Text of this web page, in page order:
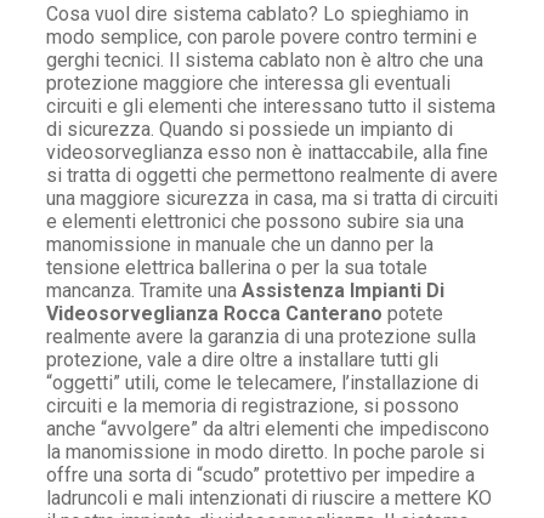
Cosa vuol dire sistema cablato? Lo spieghiamo in
modo semplice, con parole povere contro termini e
gerghi tecnici. Il sistema cablato non è altro che una
protezione maggiore che interessa gli eventuali
circuiti e gli elementi che interessano tutto il sistema
di sicurezza. Quando si possiede un impianto di
videosorveglianza esso non è inattaccabile, alla fine
si tratta di oggetti che permettono realmente di avere
una maggiore sicurezza in casa, ma si tratta di circuiti
e elementi elettronici che possono subire sia una
manomissione in manuale che un danno per la
tensione elettrica ballerina o per la sua totale
mancanza. Tramite una Assistenza Impianti Di
Videosorveglianza Rocca Canterano potete
realmente avere la garanzia di una protezione sulla
protezione, vale a dire oltre a installare tutti gli
“oggetti” utili, come le telecamere, l’installazione di
circuiti e la memoria di registrazione, si possono
anche “avvolgere” da altri elementi che impediscono
la manomissione in modo diretto. In poche parole si
offre una sorta di “scudo” protettivo per impedire a
ladruncoli e mali intenzionati di riuscire a mettere KO